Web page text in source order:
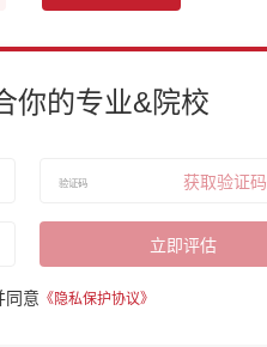
你的专业&院校
获取验证码
立即评估
同意 《隐私保护协议》